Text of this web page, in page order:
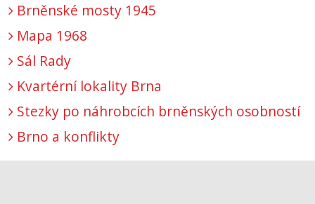
Brněnské mosty 1945
Mapa 1968
Sál Rady
Kvartérní lokality Brna
Stezky po náhrobcích brněnských osobností
Brno a konflikty